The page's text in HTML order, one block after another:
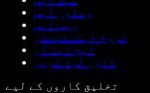
ونڈوز ایپ
ویب ایپ
کروم ایکسٹینشن
ایج ایڈ آن
ڈاؤن لوڈ کریں
تخلیق کاروں کے لیے